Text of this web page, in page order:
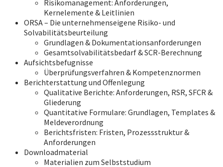
Risikomanagement: Anforderungen,
Kernelemente & Leitlinien
ORSA – Die unternehmenseigene Risiko- und
Solvabilitätsbeurteilung
Grundlagen & Dokumentationsanforderungen
Gesamtsolvabilitätsbedarf & SCR-Berechnung
Aufsichtsbefugnisse
Überprüfungsverfahren & Kompetenznormen
Berichterstattung und Offenlegung
Qualitative Berichte: Anforderungen, RSR, SFCR &
Gliederung
Quantitative Formulare: Grundlagen, Templates &
Meldeverordnung
Berichtsfristen: Fristen, Prozessstruktur &
Anforderungen
Downloadmaterial
Materialien zum Selbststudium